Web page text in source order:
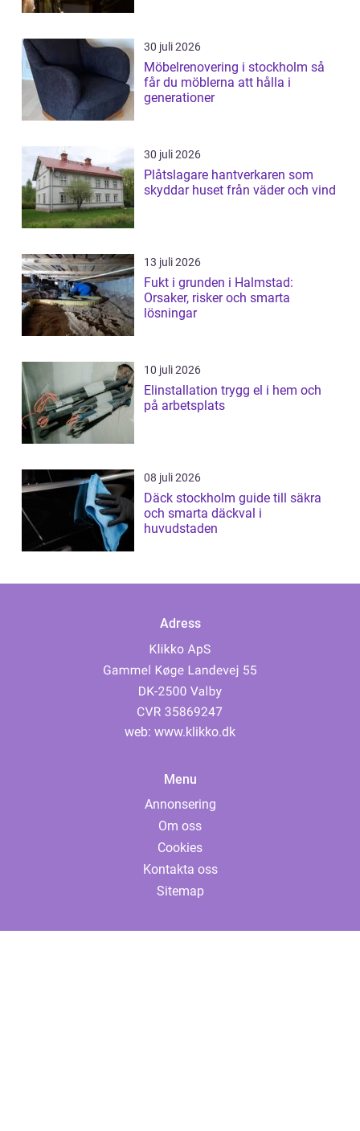
30 juli 2026
Möbelrenovering i stockholm så
får du möblerna att hålla i
generationer
30 juli 2026
Plåtslagare hantverkaren som
skyddar huset från väder och vind
13 juli 2026
Fukt i grunden i Halmstad:
Orsaker, risker och smarta
lösningar
10 juli 2026
Elinstallation trygg el i hem och
på arbetsplats
08 juli 2026
Däck stockholm guide till säkra
och smarta däckval i
huvudstaden
Adress
web: www.klikko.dk
Menu
Annonsering
Om oss
Cookies
Kontakta oss
Sitemap